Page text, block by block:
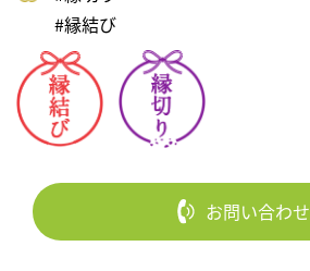
#縁結び
お問い合わせ